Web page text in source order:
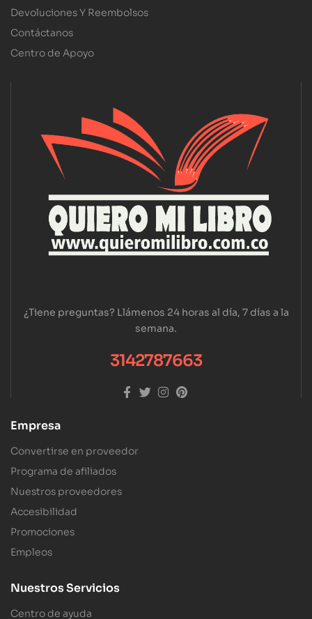
Devoluciones Y Reembolsos
Contáctanos
Centro de Apoyo
¿Tiene preguntas? Llámenos 24 horas al día, 7 días a la
semana.
3142787663
Empresa
Convertirse en proveedor
Programa de afiliados
Nuestros proveedores
Accesibilidad
Promociones
Empleos
Nuestros Servicios
Centro de ayuda